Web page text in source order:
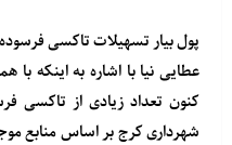
پول بیار تسهیلات تاکسی
عطایی نیا با اشاره به اینکه با
کنون تعداد زیادی از تاکسی
شهرداری کرج بر اساس منابع